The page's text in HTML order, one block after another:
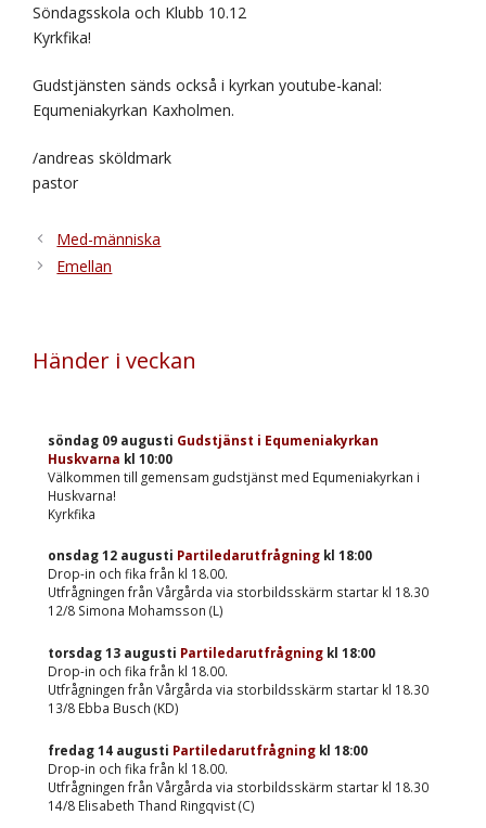
Söndagsskola och Klubb 10.12
Kyrkfika!
Gudstjänsten sänds också i kyrkan youtube-kanal:
Equmeniakyrkan Kaxholmen.
/andreas sköldmark
pastor
Med-människa
Emellan
Händer i veckan
söndag 09 augusti Gudstjänst i Equmeniakyrkan
Huskvarna kl 10:00
Välkommen till gemensam gudstjänst med Equmeniakyrkan i
Huskvarna!
Kyrkfika
onsdag 12 augusti Partiledarutfrågning kl 18:00
Drop-in och fika från kl 18.00.
Utfrågningen från Vårgårda via storbildsskärm startar kl 18.30
12/8 Simona Mohamsson (L)
torsdag 13 augusti Partiledarutfrågning kl 18:00
Drop-in och fika från kl 18.00.
Utfrågningen från Vårgårda via storbildsskärm startar kl 18.30
13/8 Ebba Busch (KD)
fredag 14 augusti Partiledarutfrågning kl 18:00
Drop-in och fika från kl 18.00.
Utfrågningen från Vårgårda via storbildsskärm startar kl 18.30
14/8 Elisabeth Thand Ringqvist (C)